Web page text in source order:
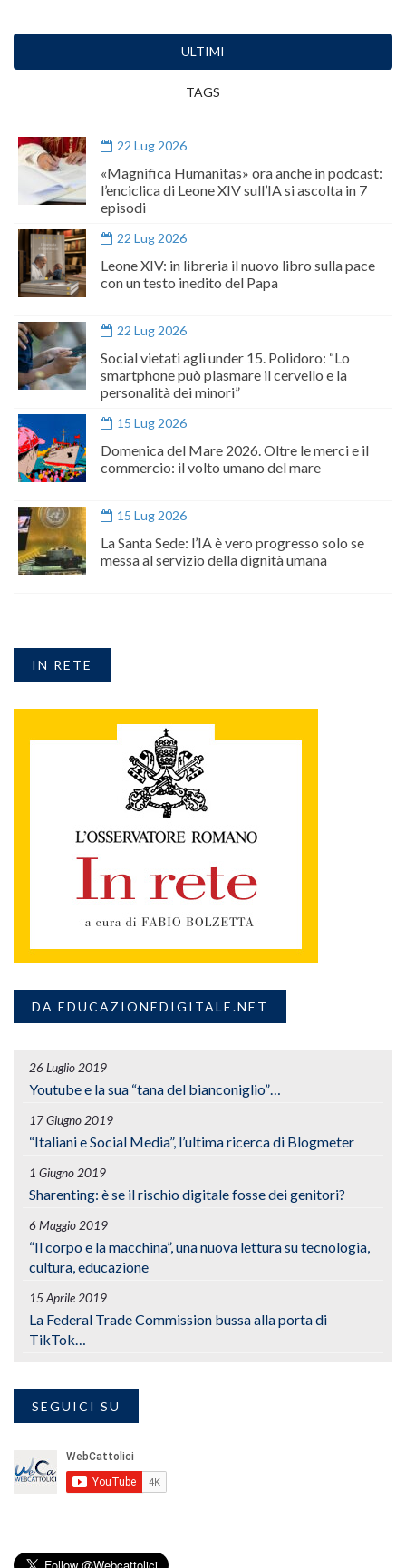
ULTIMI
TAGS
22 Lug 2026
«Magnifica Humanitas» ora anche in podcast:
l’enciclica di Leone XIV sull’IA si ascolta in 7
episodi
22 Lug 2026
Leone XIV: in libreria il nuovo libro sulla pace
con un testo inedito del Papa
22 Lug 2026
Social vietati agli under 15. Polidoro: “Lo
smartphone può plasmare il cervello e la
personalità dei minori”
15 Lug 2026
Domenica del Mare 2026. Oltre le merci e il
commercio: il volto umano del mare
15 Lug 2026
La Santa Sede: l’IA è vero progresso solo se
messa al servizio della dignità umana
IN RETE
DA EDUCAZIONEDIGITALE.NET
26 Luglio 2019
Youtube e la sua “tana del bianconiglio”…
17 Giugno 2019
“Italiani e Social Media”, l’ultima ricerca di Blogmeter
1 Giugno 2019
Sharenting: è se il rischio digitale fosse dei genitori?
6 Maggio 2019
“Il corpo e la macchina”, una nuova lettura su tecnologia,
cultura, educazione
15 Aprile 2019
La Federal Trade Commission bussa alla porta di
TikTok…
SEGUICI SU